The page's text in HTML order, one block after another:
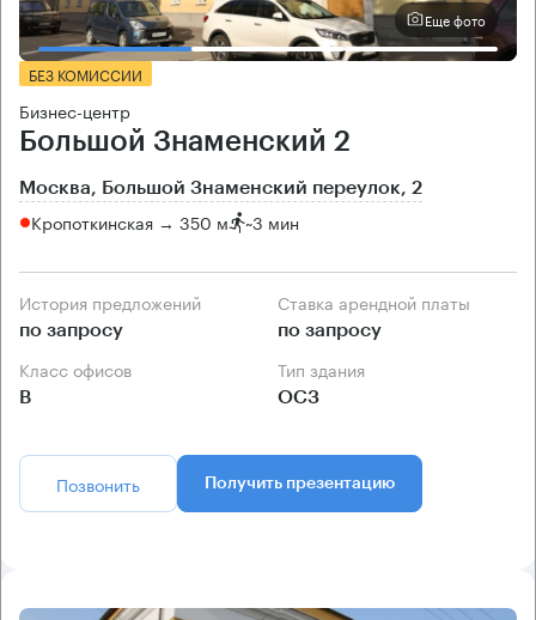
Еще фото
БЕЗ КОМИССИИ
Бизнес-центр
Большой Знаменский 2
Москва, Большой Знаменский переулок, 2
Кропоткинская → 350 м ~3 мин
История предложений
по запросу
Ставка арендной платы
по запросу
Класс офисов
B
Тип здания
ОСЗ
Позвонить Получить презентацию